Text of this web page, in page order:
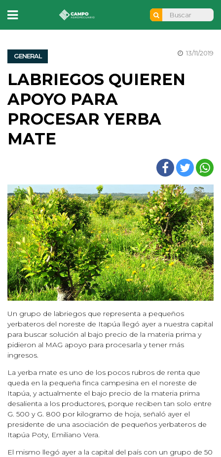
GENERAL 13/11/2019
LABRIEGOS QUIEREN
APOYO PARA
PROCESAR YERBA
MATE
Un grupo de labriegos que representa a pequeños
yerbateros del noreste de Itapúa llegó ayer a nuestra capital
para buscar solución al bajo precio de la materia prima y
pidieron al MAG apoyo para procesarla y tener más
ingresos.
La yerba mate es uno de los pocos rubros de renta que
queda en la pequeña finca campesina en el noreste de
Itapúa, y actualmente el bajo precio de la materia prima
desalienta a los productores, porque reciben tan solo entre
G. 500 y G. 800 por kilogramo de hoja, señaló ayer el
presidente de una asociación de pequeños yerbateros de
Itapúa Poty, Emiliano Vera.
El mismo llegó ayer a la capital del país con un grupo de 50